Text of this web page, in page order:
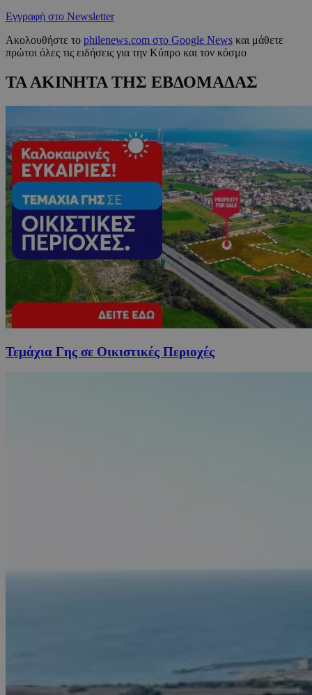
Εγγραφή στο Newsletter
Ακολουθήστε το philenews.com στο Google News και μάθετε
πρώτοι όλες τις ειδήσεις για την Κύπρο και τον κόσμο
ΤΑ ΑΚΙΝΗΤΑ ΤΗΣ ΕΒΔΟΜΑΔΑΣ
Τεμάχια Γης σε Οικιστικές Περιοχές